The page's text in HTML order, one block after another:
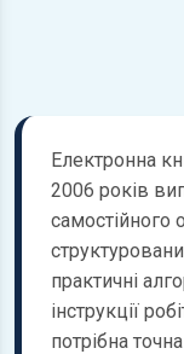
Електронна
2006 років
самостійного
практичні
інструкції
потрібна